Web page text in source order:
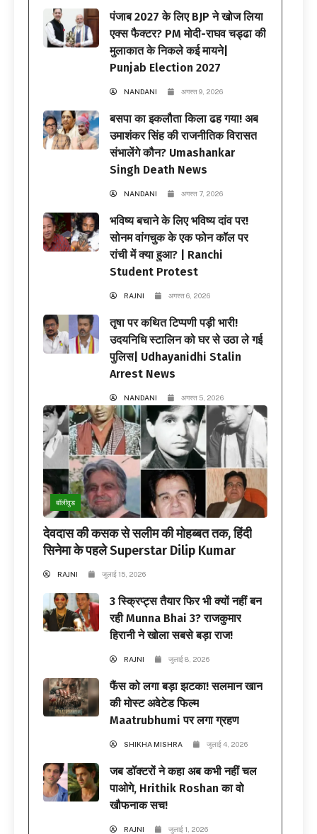
पंजाब 2027 के लिए BJP ने खोज लिया
एक्स फैक्टर? PM मोदी-राघव चड्ढा की
मुलाकात के निकले कई मायने|
Punjab Election 2027
NANDANI अगस्त 9, 2026
बसपा का इकलौता किला ढह गया! अब
उमाशंकर सिंह की राजनीतिक विरासत
संभालेंगे कौन? Umashankar
Singh Death News
NANDANI अगस्त 7, 2026
भविष्य बचाने के लिए भविष्य दांव पर!
सोनम वांगचुक के एक फोन कॉल पर
रांची में क्या हुआ? | Ranchi
Student Protest
RAJNI अगस्त 6, 2026
तृषा पर कथित टिप्पणी पड़ी भारी!
उदयनिधि स्टालिन को घर से उठा ले गई
पुलिस| Udhayanidhi Stalin
Arrest News
NANDANI अगस्त 5, 2026
बॉलीवुड
देवदास की कसक से सलीम की मोहब्बत तक, हिंदी
सिनेमा के पहले Superstar Dilip Kumar
RAJNI जुलाई 15, 2026
3 स्क्रिप्ट्स तैयार फिर भी क्यों नहीं बन
रही Munna Bhai 3? राजकुमार
हिरानी ने खोला सबसे बड़ा राज!
RAJNI जुलाई 8, 2026
फैंस को लगा बड़ा झटका! सलमान खान
की मोस्ट अवेटेड फिल्म
Maatrubhumi पर लगा ग्रहण
SHIKHA MISHRA जुलाई 4, 2026
जब डॉक्टरों ने कहा अब कभी नहीं चल
पाओगे, Hrithik Roshan का वो
खौफनाक सच!
RAJNI जुलाई 1, 2026